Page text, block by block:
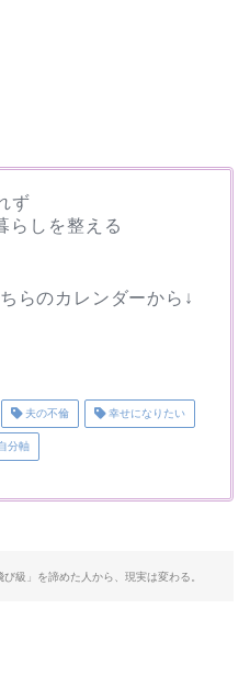
ず
らしを整える
らのカレンダーから↓
夫の不倫 幸せになりたい
分軸
級」を諦めた人から、現実は変わる。